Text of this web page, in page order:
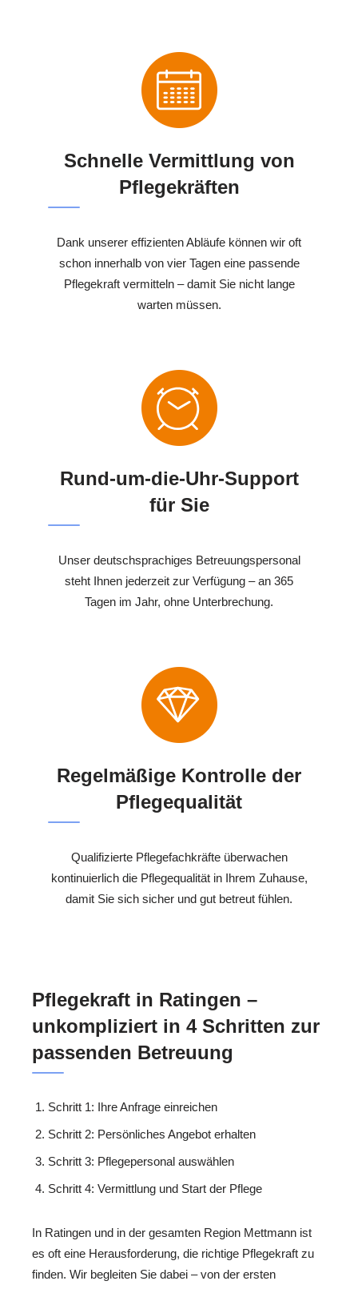
Schnelle Vermittlung von
Pflegekräften
Dank unserer effizienten Abläufe können wir oft
schon innerhalb von vier Tagen eine passende
Pflegekraft vermitteln – damit Sie nicht lange
warten müssen.
Rund-um-die-Uhr-Support
für Sie
Unser deutschsprachiges Betreuungspersonal
steht Ihnen jederzeit zur Verfügung – an 365
Tagen im Jahr, ohne Unterbrechung.
Regelmäßige Kontrolle der
Pflegequalität
Qualifizierte Pflegefachkräfte überwachen
kontinuierlich die Pflegequalität in Ihrem Zuhause,
damit Sie sich sicher und gut betreut fühlen.
Pflegekraft in Ratingen –
unkompliziert in 4 Schritten zur
passenden Betreuung
Schritt 1: Ihre Anfrage einreichen
Schritt 2: Persönliches Angebot erhalten
Schritt 3: Pflegepersonal auswählen
Schritt 4: Vermittlung und Start der Pflege
In Ratingen und in der gesamten Region Mettmann ist
es oft eine Herausforderung, die richtige Pflegekraft zu
finden. Wir begleiten Sie dabei – von der ersten